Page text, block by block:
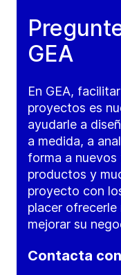
GEA
En GEA,
proyectos es
ayudarle a
a medida, a
forma a
productos y
proyecto con
placer ofrecerle
mejorar su
Contacta